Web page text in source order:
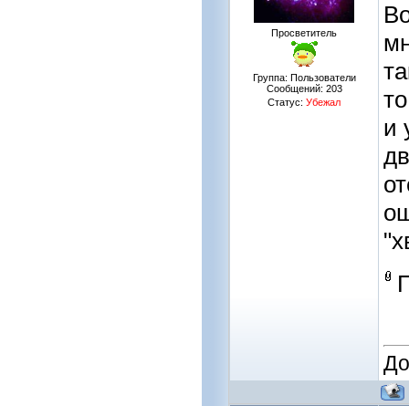
Просветитель
Группа: Пользователи
Сообщений: 203
Статус: Убежал
и